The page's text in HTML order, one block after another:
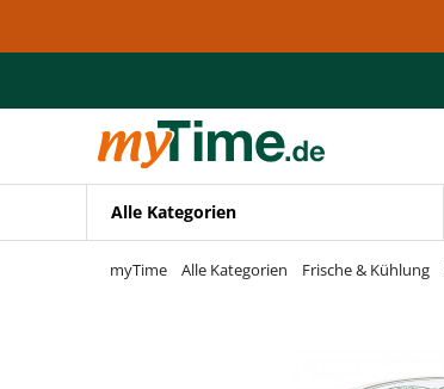
Zur Navigation springen
Alle Kategorien
myTime Alle Kategorien Frische & Kühlung